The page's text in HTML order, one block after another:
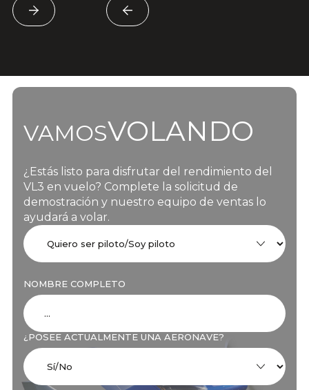
VAMOSVOLANDO
¿Estás listo para disfrutar del rendimiento del
VL3 en vuelo? Complete la solicitud de
demostración y nuestro equipo de ventas lo
ayudará a volar.
NOMBRE COMPLETO
¿POSEE ACTUALMENTE UNA AERONAVE?